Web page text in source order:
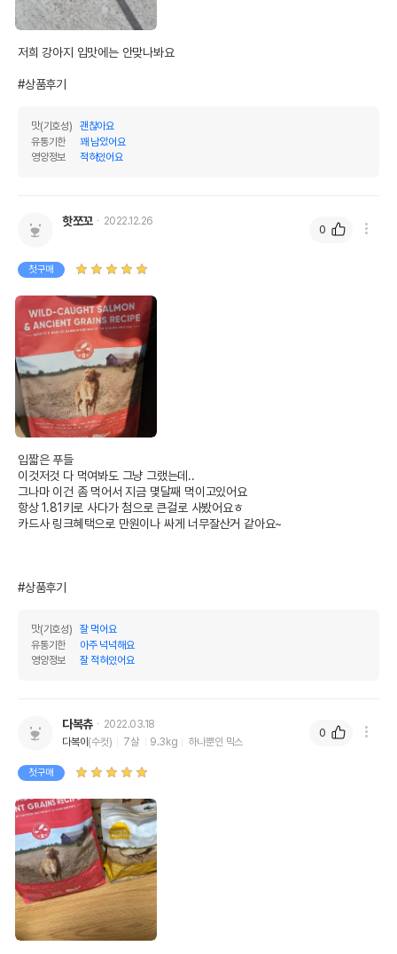
저희 강아지 입맛에는 안맞나봐요
#상품후기
맛(기호성)
괜찮아요
유통기한
꽤 남았어요
영양정보
적혀있어요
핫쪼꼬 2022.12.26
첫구매
입짧은 푸들
이것저것 다 먹여봐도 그냥 그랬는데..
그나마 이건 좀 먹어서 지금 몇달째 먹이고있어요
항상 1.81키로 사다가 첨으로 큰걸로 사봤어요ㅎ
카드사 링크혜택으로 만원이나 싸게 너무잘산거 같아요~
#상품후기
맛(기호성)
잘 먹어요
유통기한
아주 넉넉해요
영양정보
잘 적혀있어요
0
다복츄
2022.03.18
다복이(수컷) 7살 9.3kg 하나뿐인 믹스
첫구매
0